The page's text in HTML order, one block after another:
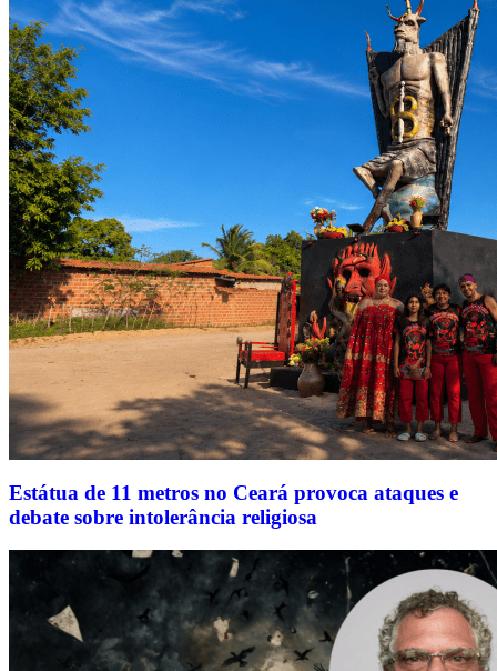
Estátua de 11 metros no Ceará provoca ataques e
debate sobre intolerância religiosa